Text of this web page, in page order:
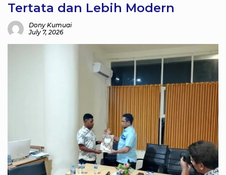
Tertata dan Lebih Modern
Dony Kumuai
July 7, 2026